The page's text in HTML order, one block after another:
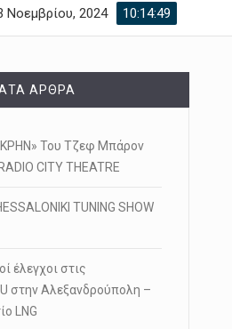
10:14:50
Νοεμβρίου, 2024
ΆΡΘΡΑ
Του Τζεφ Μπάρον
CITY THEATRE
TUNING SHOW
έλεγχοι στις
στην Αλεξανδρούπολη –
LNG